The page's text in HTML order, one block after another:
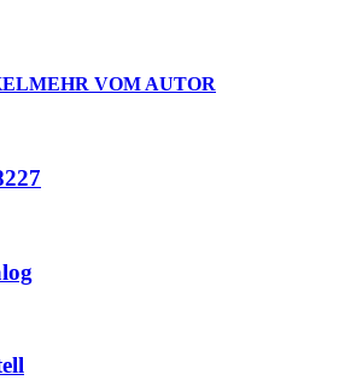
MEHR VOM AUTOR